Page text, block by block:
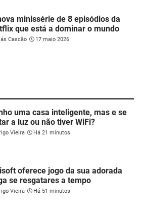
minissérie de 8 episódios da
que está a dominar o mundo
Cascão 17 maio 2026
uma casa inteligente, mas e se
a luz ou não tiver WiFi?
Vieira Há 21 minutos
oferece jogo da sua adorada
se resgatares a tempo
Vieira Há 51 minutos